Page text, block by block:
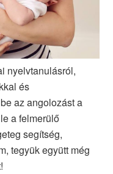
nyelvtanulásról,
és
az angolozást a
a felmerülő
segítség,
tegyük együtt még